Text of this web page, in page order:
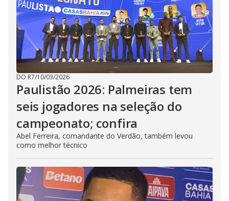
DO R7/10/03/2026
Paulistão 2026: Palmeiras tem
seis jogadores na seleção do
campeonato; confira
Abel Ferreira, comandante do Verdão, também levou
como melhor técnico